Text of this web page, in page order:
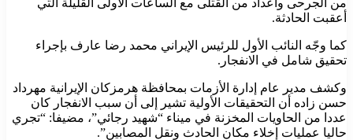
أعقبت الحادثة.
كما وجّه النائب الأول للرئيس الإيراني محمد رضا عارف بإجراء
تحقيق شامل في الانفجار.
وكشف مدير عام إدارة الأزمات بمحافظة هرمزكان الإيرانية مهرداد
حسن زاده أن التحقيقات الأولية تشير إلى أن سبب الانفجار كان
عددا من الحاويات المخزنة في ميناء “شهيد رجائي”، مضيفا: “تجري
حاليا عمليات إخلاء مكان الحادث ونقل المصابين”.